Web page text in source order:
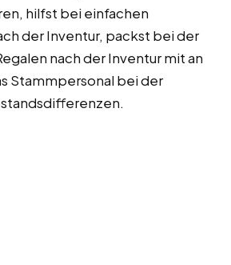
hilfst bei einfachen
der Inventur, packst bei der
nach der Inventur mit an
Stammpersonal bei der